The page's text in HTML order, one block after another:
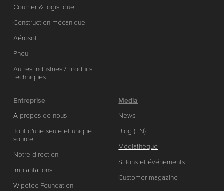
Courrier & logistique
Construction mécanique
Aérosol
Pneu
Autres industries / produits
techniques
Entreprise
A propos de nous
Tout d'une seule et unique
source
Notre direction
Implantations
Wipotec Foundation
Media
News
Blog (EN)
Médiathèque
Salons et événements
Customer magazine